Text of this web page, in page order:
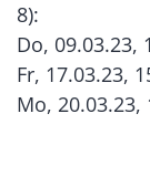
8):
Do, 09.03.23,
Fr, 17.03.23,
Mo, 20.03.23,